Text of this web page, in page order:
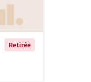
Retirée